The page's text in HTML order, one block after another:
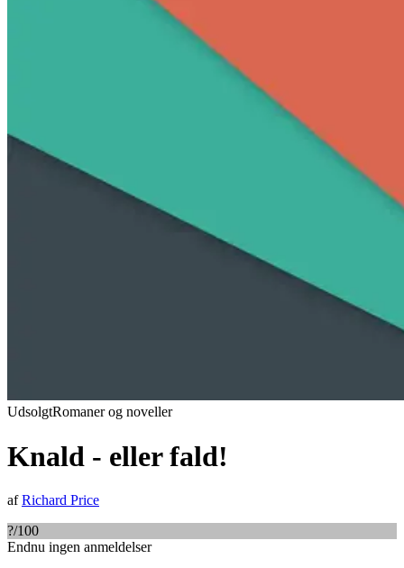
UdsolgtRomaner og noveller
Knald - eller fald!
afRichard Price
?/100
Endnu ingen anmeldelser